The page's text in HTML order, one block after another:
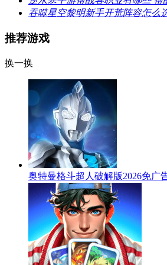
吞噬星空黎明新手开荒阵容怎么
推荐游戏
换一换
奥特曼格斗超人破解版2026免广